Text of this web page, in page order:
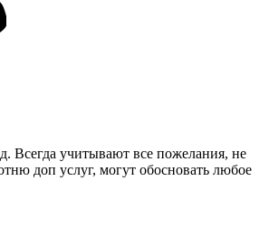
Всегда учитывают все пожелания, не
доп услуг, могут обосновать любое